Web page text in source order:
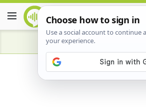
Advertisement